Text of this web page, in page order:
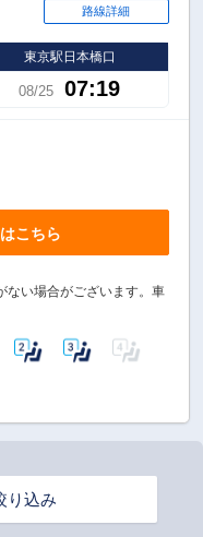
路線詳細
東京駅日本橋口
08/25 07:19
こちら
ない場合がございます。車
り込み